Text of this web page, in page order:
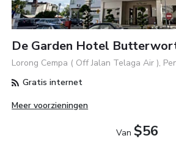
De Garden Hotel
Lorong Cempa ( Off Jalan Telaga Air ),
Gratis internet
Meer voorzieningen
Van $56